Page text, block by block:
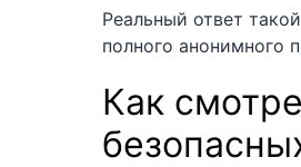
Реальный ответ
полного анонимного
Как